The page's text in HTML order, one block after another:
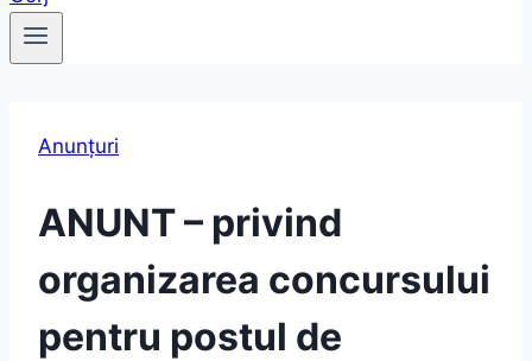
Anunțuri
ANUNT – privind
organizarea concursului
pentru postul de